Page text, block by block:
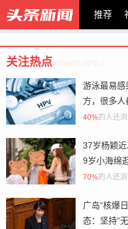
推荐
关注热点
游泳最易感
方，很多人
40%的人还
37岁杨颖
9岁小海绵
柴腰臀线惊
70%的人还
广岛“核爆
态：坚持“